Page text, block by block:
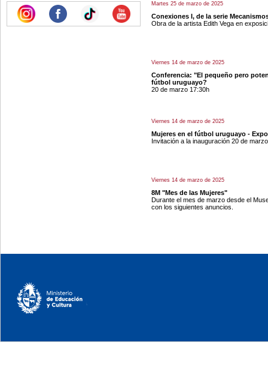
Martes 25 de marzo de 2025
Conexiones I, de la serie
Obra de la artista Edith Vega en
Viernes 14 de marzo de 2025
Conferencia: "El pequeño pero
fútbol uruguayo?
20 de marzo 17:30h
Viernes 14 de marzo de 2025
Mujeres en el fútbol uruguayo -
Invitación a la inauguración 20 de
Viernes 14 de marzo de 2025
8M "Mes de las Mujeres"
Durante el mes de marzo desde el
con los siguientes anuncios.